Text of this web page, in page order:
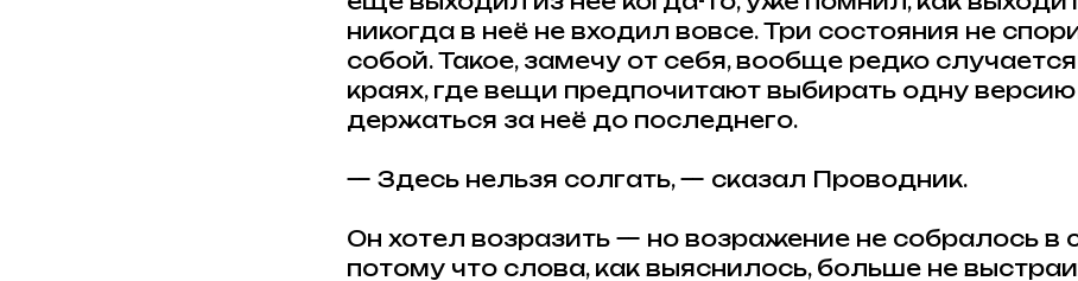
никогда в неё не входил вовсе. Три состояния не
собой. Такое, замечу от себя, вообще редко
краях, где вещи предпочитают выбирать одну
держаться за неё до последнего.
— Здесь нельзя солгать, — сказал Проводник.
Он хотел возразить — но возражение не собралось в
потому что слова, как выяснилось, больше не